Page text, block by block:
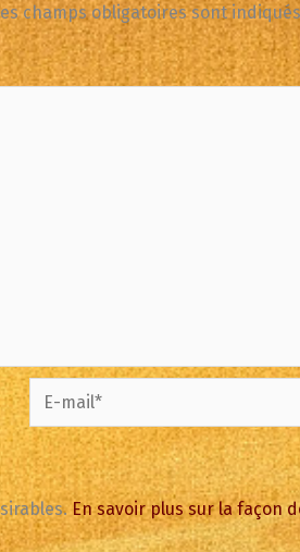
champs obligatoires sont
E-
mail*
En savoir plus sur la façon